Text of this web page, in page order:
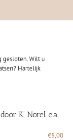
gesloten. Wilt u
Hartelijk
K. Norel e.a.
€5,00